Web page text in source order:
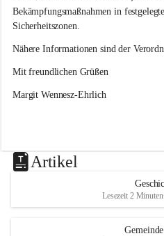
p
Bekämpfungsmaßnahmen in
Sicherheitszonen.
Nähere Informationen sind der
Mit freundlichen Grüßen
Margit Wennesz-Ehrlich
Artikel
Lesezeit 2 Minuten